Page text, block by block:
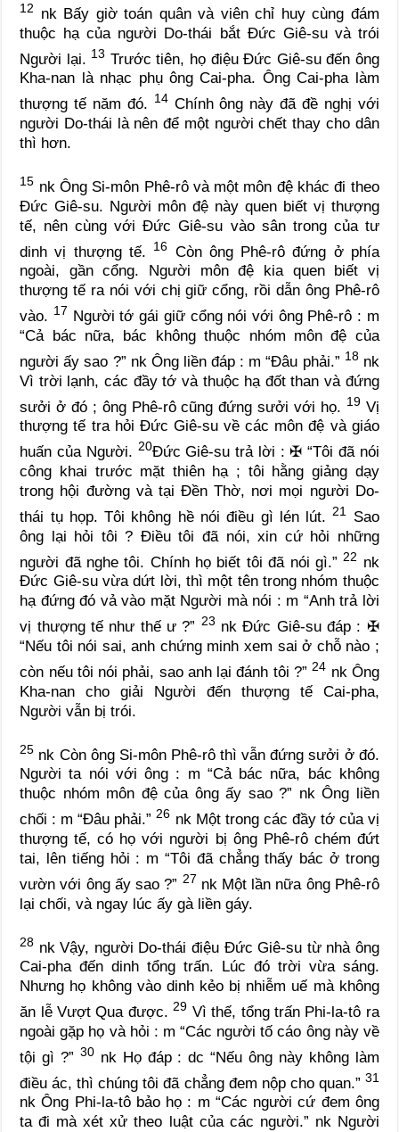
12 nk Bấy giờ toán quân và viên chỉ huy cùng đám
thuộc hạ của người Do-thái bắt Đức Giê-su và trói
Người lại. 13 Trước tiên, họ điệu Đức Giê-su đến ông
Kha-nan là nhạc phụ ông Cai-pha. Ông Cai-pha làm
thượng tế năm đó. 14Chính ông này đã đề nghị với
người Do-thái là nên để một người chết thay cho dân
thì hơn.
15 nk Ông Si-môn Phê-rô và một môn đệ khác đi theo
Đức Giê-su. Người môn đệ này quen biết vị thượng
tế, nên cùng với Đức Giê-su vào sân trong của tư
dinh vị thượng tế.
16 Còn ông Phê-rô đứng ở phía
ngoài, gần cổng. Người môn đệ kia quen biết vị
thượng tế ra nói với chị giữ cổng, rồi dẫn ông Phê-rô
vào. 17 Người tớ gái giữ cổng nói với ông Phê-rô : m
“Cả bác nữa, bác không thuộc nhóm môn đệ của
người ấy sao ?” nk Ông liền đáp : m “Đâu phải.” 18 nk
Vì trời lạnh, các đầy tớ và thuộc hạ đốt than và đứng
sưởi ở đó ; ông Phê-rô cũng đứng sưởi với họ. 19Vị
thượng tế tra hỏi Đức Giê-su về các môn đệ và giáo
huấn của Người. 20Đức Giê-su trả lời : ✠ “Tôi đã nói
công khai trước mặt thiên hạ ; tôi hằng giảng dạy
trong hội đường và tại Đền Thờ, nơi mọi người Do-
thái tụ họp. Tôi không hề nói điều gì lén lút.21
Sao
ông lại hỏi tôi ? Điều tôi đã nói, xin cứ hỏi những
người đã nghe tôi. Chính họ biết tôi đã nói gì.”22 nk
Đức Giê-su vừa dứt lời, thì một tên trong nhóm thuộc
hạ đứng đó vả vào mặt Người mà nói : m “Anh trả lời
vị thượng tế như thế ư ?” 23 nk Đức Giê-su đáp : ✠
“Nếu tôi nói sai, anh chứng minh xem sai ở chỗ nào ;
còn nếu tôi nói phải, sao anh lại đánh tôi ?”24 nk Ông
Kha-nan cho giải Người đến thượng tế Cai-pha,
Người vẫn bị trói.
25 nk Còn ông Si-môn Phê-rô thì vẫn đứng sưởi ở đó.
Người ta nói với ông : m “Cả bác nữa, bác không
thuộc nhóm môn đệ của ông ấy sao ?” nkÔng liền
chối : m “Đâu phải.”26 nkMột trong các đầy tớ của vị
thượng tế, có họ với người bị ông Phê-rô chém đứt
tai, lên tiếng hỏi : m “Tôi đã chẳng thấy bác ở trong
vườn với ông ấy sao ?” 27 nk Một lần nữa ông Phê-rô
lại chối, và ngay lúc ấy gà liền gáy.
28 nk Vậy, người Do-thái điệu Đức Giê-su từ nhà ông
Cai-pha đến dinh tổng trấn. Lúc đó trời vừa sáng.
Nhưng họ không vào dinh kẻo bị nhiễm uế mà không
ăn lễ Vượt Qua được.29 Vì thế, tổng trấn Phi-la-tô ra
ngoài gặp họ và hỏi : m “Các người tố cáo ông này về
tội gì ?” 30 nk Họ đáp :dc “Nếu ông này không làm
điều ác, thì chúng tôi đã chẳng đem nộp cho quan.” 31
nk Ông Phi-la-tô bảo họ : m “Các người cứ đem ông
ta đi mà xét xử theo luật của các người.” nkNgười